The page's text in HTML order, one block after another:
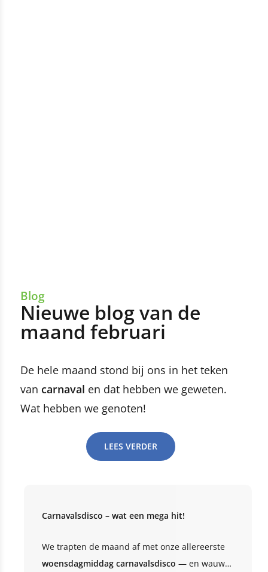
Blog
Nieuwe blog van de
maand februari
De hele maand stond bij ons in het teken
van carnaval en dat hebben we geweten.
Wat hebben we genoten!
LEES VERDER
Carnavalsdisco – wat een mega hit!
We trapten de maand af met onze allereerste
woensdagmiddag carnavalsdisco — en wauw…